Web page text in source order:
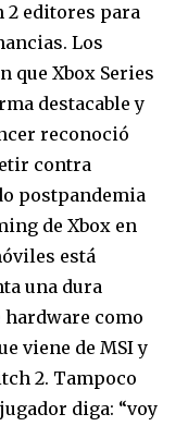
2 editores para
Los
que Xbox Series
destacable y
reconoció
contra
postpandemia
de Xbox en
está
una dura
hardware como
viene de MSI y
2. Tampoco
diga: “voy